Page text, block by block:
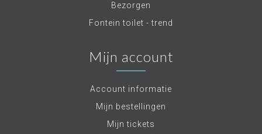
Bezorgen
Fontein toilet - trend
Mijn account
Account informatie
Mijn bestellingen
Mijn tickets